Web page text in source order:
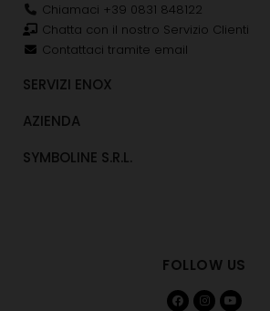
Chiamaci +39 0831 848122
Chatta con il nostro Servizio Clienti
Contattaci tramite email
SERVIZI ENOX
AZIENDA
SYMBOLINE S.R.L.
FOLLOW US